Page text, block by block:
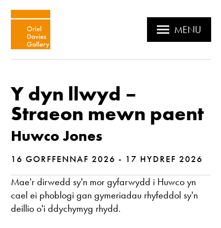
MENU
Y dyn llwyd –
Straeon mewn paent
Huwco Jones
16 GORFFENNAF 2026 - 17 HYDREF 2026
Mae'r dirwedd sy'n mor gyfarwydd i Huwco yn
cael ei phoblogi gan gymeriadau rhyfeddol sy'n
deillio o'i ddychymyg rhydd.